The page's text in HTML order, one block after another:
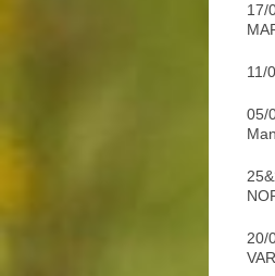
17/
11/
05/
20/